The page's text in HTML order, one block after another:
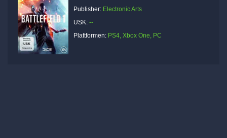
Publisher: Electronic Arts
USK: --
Plattformen: PS4, Xbox One, PC